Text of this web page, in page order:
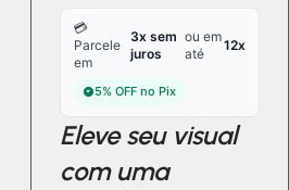
💳
Parcele
em
3x sem
juros
ou em
até
12x
5% OFF no Pix
Eleve seu visual
com uma